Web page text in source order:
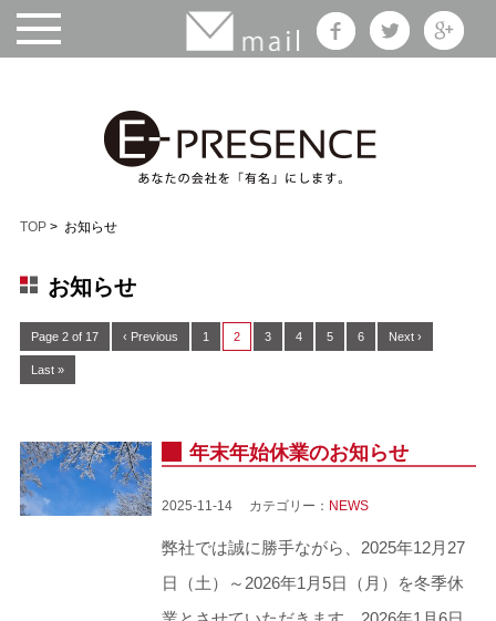
TOP> お知らせ
お知らせ
Page 2 of 17 ‹ Previous 1 2 3 4 5 6 Next ›
Last »
年末年始休業のお知らせ
2025-11-14 カテゴリー： NEWS
弊社では誠に勝手ながら、2025年12月27
日（土）～2026年1月5日（月）を冬季休